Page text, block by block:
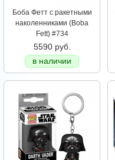
Боба Фетт с ракетными
наколенниками (Boba
Fett) #734
5590 руб.
в наличии